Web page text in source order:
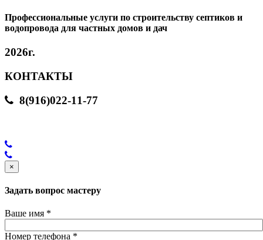
Профессиональные услуги по строительству септиков и
водопровода для частных домов и дач
2026г.
КОНТАКТЫ
8(916)022-11-77
×
Задать вопрос мастеру
Ваше имя *
Номер телефона *